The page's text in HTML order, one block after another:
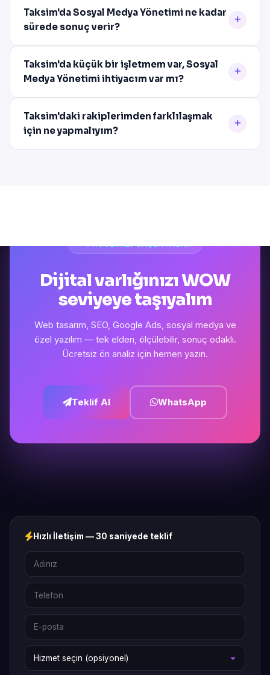
Taksim'da Sosyal Medya Yönetimi ne kadar
sürede sonuç verir?
Taksim'da küçük bir işletmem var, Sosyal
Medya Yönetimi ihtiyacım var mı?
Taksim'daki rakiplerimden farklılaşmak
için ne yapmalıyım?
Dijital varlığınızı WOW
seviyeye taşıyalım
Web tasarım, SEO, Google Ads, sosyal medya ve
özel yazılım — tek elden, ölçülebilir, sonuç odaklı.
Ücretsiz ön analiz için hemen yazın.
Teklif Al WhatsApp
Hızlı İletişim — 30 saniyede teklif